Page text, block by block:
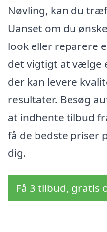
Nøvling, kan du
Uanset om du
look eller reparere
det vigtigt at vælge
der kan levere
resultater. Besøg
at indhente tilbud
få de bedste priser
dig.
Få 3 tilbud, gratis